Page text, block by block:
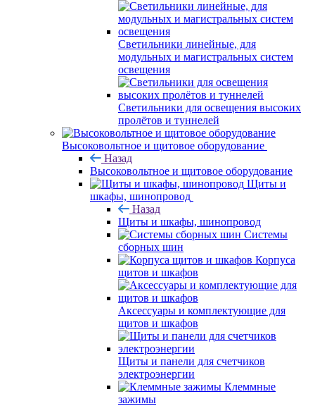
Светильники линейные, для
модульных и магистральных систем
освещения
Светильники для освещения высоких
пролётов и туннелей
Высоковольтное и щитовое оборудование
Назад
Высоковольтное и щитовое оборудование
Щиты и
шкафы, шинопровод
Назад
Щиты и шкафы, шинопровод
Системы
сборных шин
Корпуса
щитов и шкафов
Аксессуары и комплектующие для
щитов и шкафов
Щиты и панели для счетчиков
электроэнергии
Клеммные
зажимы